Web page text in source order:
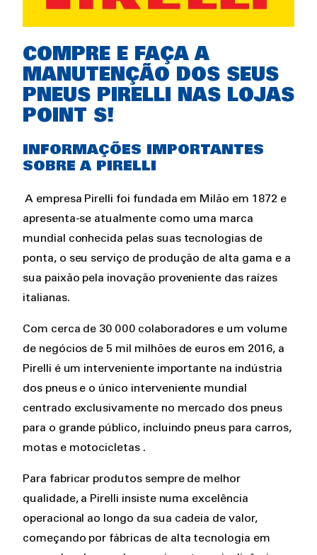
Rich
text
COMPRE E FAÇA A
MANUTENÇÃO DOS SEUS
PNEUS PIRELLI NAS LOJAS
POINT S!
INFORMAÇÕES IMPORTANTES
SOBRE A PIRELLI
A empresa Pirelli foi fundada em Milão em 1872 e
apresenta-se atualmente como uma marca
mundial conhecida pelas suas tecnologias de
ponta, o seu serviço de produção de alta gama e a
sua paixão pela inovação proveniente das raízes
italianas.
Com cerca de 30 000 colaboradores e um volume
de negócios de 5 mil milhões de euros em 2016, a
Pirelli é um interveniente importante na indústria
dos pneus e o único interveniente mundial
centrado exclusivamente no mercado dos pneus
para o grande público, incluindo pneus para carros,
motas e motocicletas .
Para fabricar produtos sempre de melhor
qualidade, a Pirelli insiste numa excelência
operacional ao longo da sua cadeia de valor,
começando por fábricas de alta tecnologia em